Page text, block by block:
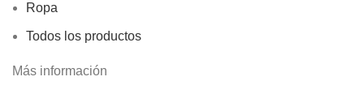
Ropa
Todos los productos
Más información